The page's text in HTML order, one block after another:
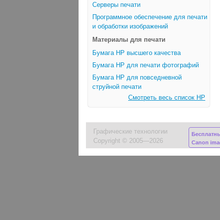
Серверы печати
Программное обеспечение для печати
и обработки изображений
Материалы для печати
Бумага HP высшего качества
Бумага HP для печати фотографий
Бумага HP для повседневной
струйной печати
Смотреть весь список HP
Графические технологии
Copyright © 2005—2026
Canon